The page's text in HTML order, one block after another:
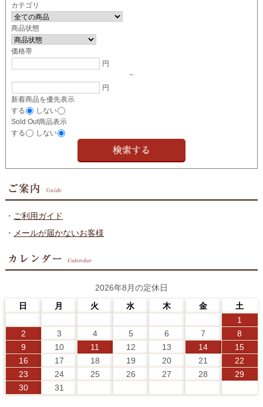
カテゴリ
商品状態
価格帯
円
~
円
新着商品を優先表示
する
しない
Sold Out商品表示
する
しない
・ ご利用ガイド
・ メールが届かないお客様
2026年8月の定休日
日
月 火 水 木 金
土
1
2
3 4 5 6 7
8
9
10 11 12 13 14
15
16
17 18 19 20 21
22
23
24 25 26 27 28
29
30
31